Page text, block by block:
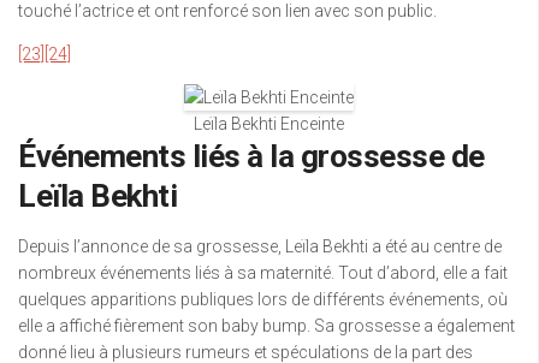
touché l’actrice et ont renforcé son lien avec son public.
[23] [24]
Leïla Bekhti Enceinte
Événements liés à la grossesse de
Leïla Bekhti
Depuis l’annonce de sa grossesse, Leïla Bekhti a été au centre de
nombreux événements liés à sa maternité. Tout d’abord, elle a fait
quelques apparitions publiques lors de différents événements, où
elle a affiché fièrement son baby bump. Sa grossesse a également
donné lieu à plusieurs rumeurs et spéculations de la part des